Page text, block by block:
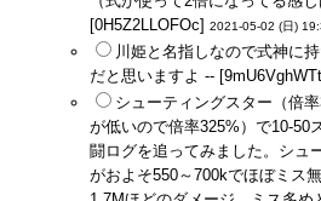
[0H5Z2LLOFOc] 2021-05-02 (日)
川姫と名指しなので式神に
だと思いますよ --
シューティングスター（倍
が低いので倍率325%）で10-50
闘ログを追ってみました。シュ
がおよそ550～700kでほぼミス